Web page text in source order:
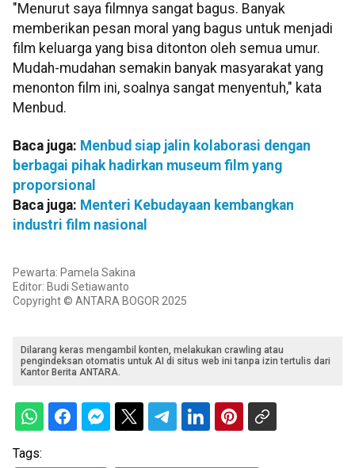
"Menurut saya filmnya sangat bagus. Banyak
memberikan pesan moral yang bagus untuk menjadi
film keluarga yang bisa ditonton oleh semua umur.
Mudah-mudahan semakin banyak masyarakat yang
menonton film ini, soalnya sangat menyentuh," kata
Menbud.
Baca juga: Menbud siap jalin kolaborasi dengan
berbagai pihak hadirkan museum film yang
proporsional
Baca juga: Menteri Kebudayaan kembangkan
industri film nasional
Pewarta: Pamela Sakina
Editor: Budi Setiawanto
Copyright © ANTARA BOGOR 2025
Dilarang keras mengambil konten, melakukan crawling atau
pengindeksan otomatis untuk AI di situs web ini tanpa izin tertulis dari
Kantor Berita ANTARA.
Tags: